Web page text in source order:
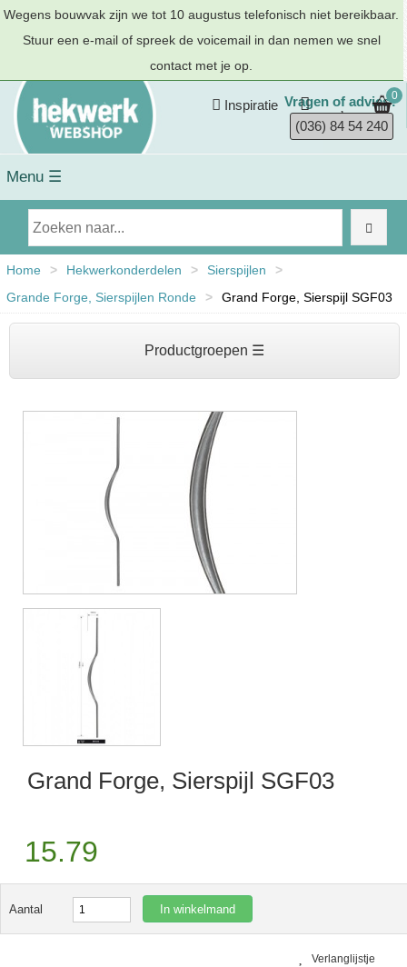
Wegens bouwvak zijn we tot 10 augustus telefonisch niet bereikbaar.
Stuur een e-mail of spreek de voicemail in dan nemen we snel
contact met je op.
Vragen of advies?
(036) 84 54 240
Menu ☰
Inspiratie
0
Home > Hekwerkonderdelen > Sierspijlen
>
Grande Forge, Sierspijlen Ronde
> Grand Forge, Sierspijl SGF03
Productgroepen ☰
Grand Forge, Sierspijl SGF03
15.79
Aantal In winkelmand
Verlanglijstje